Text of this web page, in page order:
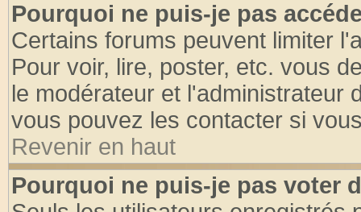
Pourquoi ne puis-je pas
Certains forums peuvent limiter
Pour voir, lire, poster, etc. vous
le modérateur et l'administrateur
vous pouvez les contacter si
Revenir en haut
Pourquoi ne puis-je pas voter